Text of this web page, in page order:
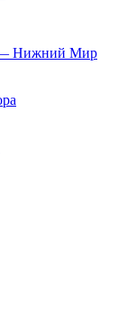
— Нижний Мир